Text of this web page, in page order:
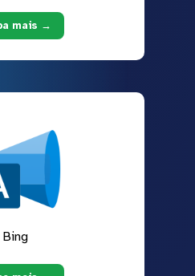
mais →
Bing